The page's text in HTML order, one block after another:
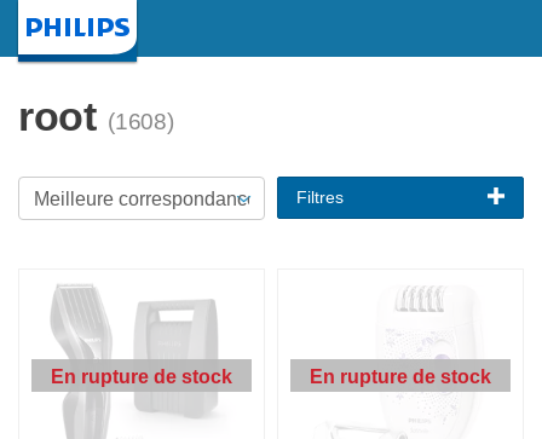
root (1608)
Filtres
En rupture de stock En rupture de stock